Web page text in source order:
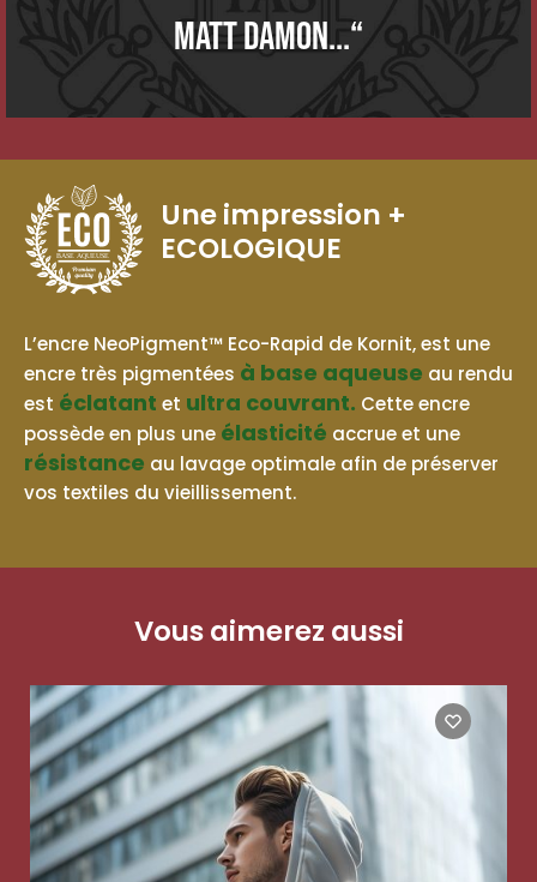
Matt Damon...“
BASE AQUEUSE
Une impression +
ECOLOGIQUE
L’encre NeoPigment™ Eco-Rapid de Kornit, est une
encre très pigmentées à base aqueuse au rendu
est éclatant et ultra couvrant. Cette encre
possède en plus une élasticité accrue et une
résistance au lavage optimale afin de préserver
vos textiles du vieillissement.
Vous aimerez aussi